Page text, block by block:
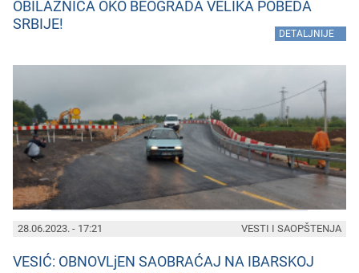
OBILAZNICA OKO BEOGRADA VELIKA POBEDA
SRBIJE!
DETALJNIJE
28.06.2023. - 17:21
VESIĆ: OBNOVLjEN SAOBRAĆAJ NA IBARSKOJ
VESTI I SAOPŠTENJA